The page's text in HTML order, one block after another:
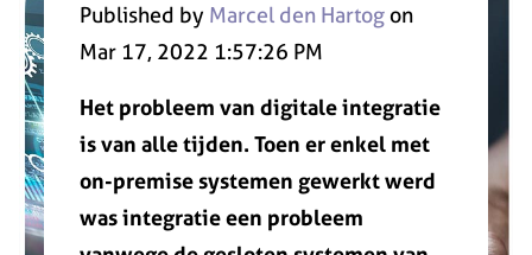
Published by Marcel den Hartogon
Mar 17, 2022 1:57:26 PM
Het probleem van digitale integratie
is van alle tijden. Toen er enkel met
on-premise systemen gewerkt werd
was integratie een probleem